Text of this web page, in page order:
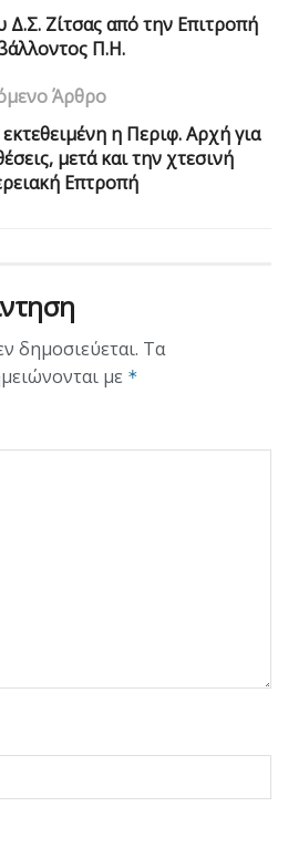
Ζίτσας από την Επιτροπή
Π.Η.
Άρθρο
η Περιφ. Αρχή για
μετά και την χτεσινή
Επτροπή
δημοσιεύεται. Τα
με *